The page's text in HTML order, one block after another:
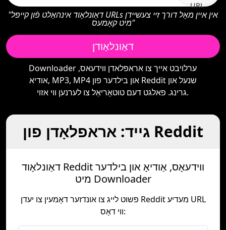
URL
"דאַונלאָוד אינהאַלט פֿון קייפל URLs אין איין מאָל דורך זיי צעשיידן
מיט קאָמעס"
דאַונלאָודן
Downloader ערלויבט אייך צו אראפלאדן ווידעאס,
אודיא, MP3, MP4 און בילדער פון Reddit שנעל און
גרינג. פאלגט דעם טוטאָריאַל צו לערנען ווי אזוי.
גייד: אראפלאָדן פון Reddit
דאַונלאָוד Reddit ווידעאָס, אַודיאָ און בילדער
מיט Downloader
פשוט לייג צו אונדזער דאָמעין צו יעדן Reddit מעדיע URL
ווי דאָס: